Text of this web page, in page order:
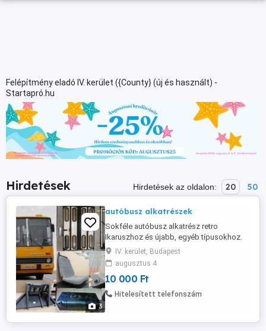
Felépítmény eladó IV. kerület ({County} (új és használt) -
Startapró.hu
Hirdetések Hirdetések az oldalon: 20 50
3
autóbusz alkatrészek
Sokféle autóbusz alkatrész retro
Ikaruszhoz és újabb, egyéb típusokhoz.
Érdeklődés esetén online küldünk listát. A
képeken látható légrugó tartók külön
eladók, azonosító szám: 20 82 65 28 bal,
20 82 65 21 jobb, a készlet többi részét
továbbra is egy tételben kínáljuk. A
IV. kerület, Budapest
augusztus 4
10 000 Ft
Hitelesített telefonszám